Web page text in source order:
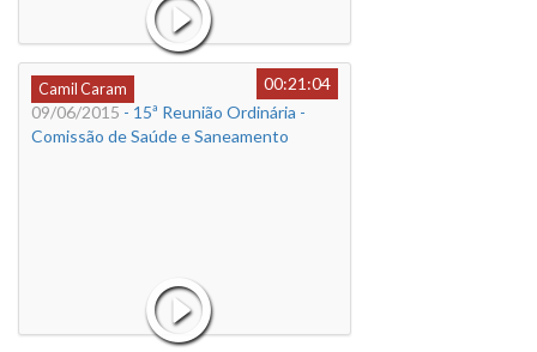
Camil Caram
00:21:04
09/06/2015 - 15ª Reunião Ordinária -
Comissão de Saúde e Saneamento